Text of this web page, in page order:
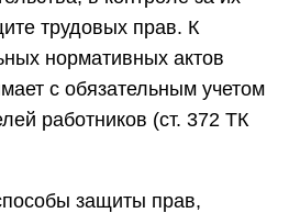
трудовых прав. К
нормативных актов
с обязательным учетом
работников (ст. 372 ТК
защиты прав,